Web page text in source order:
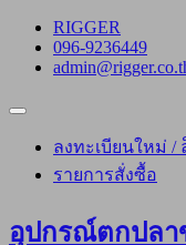
Skip
content
RIGGER
096-9236449
Topbar
ลงทะเบียนใหม่ /
รายการสั่งซื้อ
อุปกรณ์ตกปลา